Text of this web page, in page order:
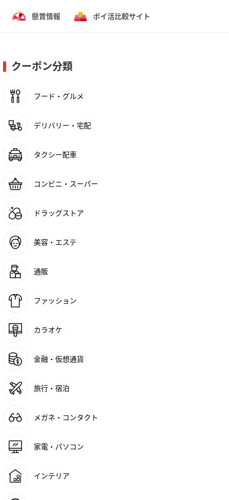
懸賞情報 ポイ活比較サイト
クーポン分類
フード・グルメ
デリバリー・宅配
タクシー配車
コンビニ・スーパー
ドラッグストア
美容・エステ
通販
ファッション
カラオケ
金融・仮想通貨
旅行・宿泊
メガネ・コンタクト
家電・パソコン
インテリア